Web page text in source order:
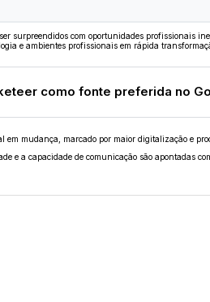
surpreendidos com oportunidades profissionais
e ambientes profissionais em rápida
como fonte preferida no
em mudança, marcado por maior digitalização e
e a capacidade de comunicação são apontadas